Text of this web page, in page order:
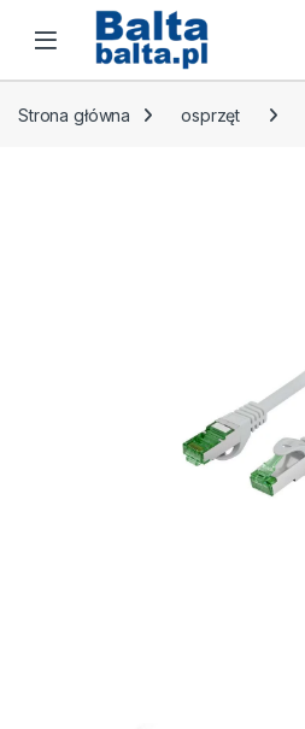
Skip to navigation
Skip to content
Open
Strona główna osprzęt